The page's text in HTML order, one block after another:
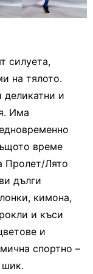
силуета,
на тялото.
и
Има
време
Пролет/Лято
дълги
кимона,
и къси
и
спортно –
шик.